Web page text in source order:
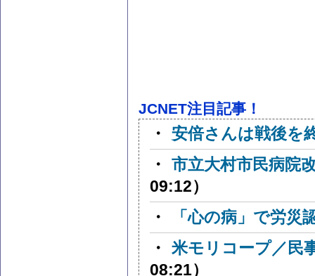
JCNET注目記事！
・ 安倍さんは戦後を
・ 市立大村市民病院
09:12）
・
「心の病」で労
・ 米モリコープ／民
08:21）